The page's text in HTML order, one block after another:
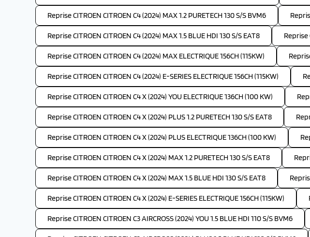
Reprise CITROEN CITROEN C4 (2024) MAX 1.2 PURETECH 130 S/S BVM6
Reprise CITROEN CITROEN C4 (2024) MAX 1.5 BLUE HDI 130 S/S EAT8 Reprise
Reprise CITROEN CITROEN C4 (2024) MAX ELECTRIQUE 156CH (115KW)
Reprise CITROEN CITROEN C4 (2024) E-SERIES ELECTRIQUE 156CH (115KW)
Reprise CITROEN CITROEN C4 X (2024) YOU ELECTRIQUE 136CH (100 KW)
Reprise CITROEN CITROEN C4 X (2024) PLUS 1.2 PURETECH 130 S/S EAT8
Reprise CITROEN CITROEN C4 X (2024) PLUS ELECTRIQUE 136CH (100 KW)
Reprise CITROEN CITROEN C4 X (2024) MAX 1.2 PURETECH 130 S/S EAT8
Reprise CITROEN CITROEN C4 X (2024) MAX 1.5 BLUE HDI 130 S/S EAT8
Reprise CITROEN CITROEN C4 X (2024) E-SERIES ELECTRIQUE 156CH (115KW)
Reprise CITROEN CITROEN C3 AIRCROSS (2024) YOU 1.5 BLUE HDI 110 S/S BVM6